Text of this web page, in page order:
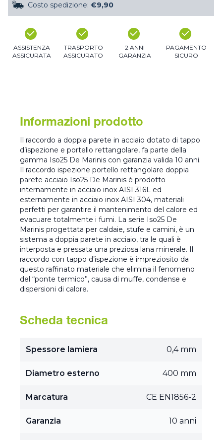
Costo spedizione: €9,90
ASSISTENZA
ASSICURATA
TRASPORTO
ASSICURATO
2 ANNI
GARANZIA
PAGAMENTO
SICURO
Informazioni prodotto
Il raccordo a doppia parete in acciaio dotato di tappo
d’ispezione e portello rettangolare, fa parte della
gamma Iso25 De Marinis con garanzia valida 10 anni.
Il raccordo ispezione portello rettangolare doppia
parete acciaio Iso25 De Marinis è prodotto
internamente in acciaio inox AISI 316L ed
esternamente in acciaio inox AISI 304, materiali
perfetti per garantire il mantenimento del calore ed
evacuare totalmente i fumi. La serie Iso25 De
Marinis progettata per caldaie, stufe e camini, è un
sistema a doppia parete in acciaio, tra le quali è
interposta e pressata una preziosa lana minerale. Il
raccordo con tappo d’ispezione è impreziosito da
questo raffinato materiale che elimina il fenomeno
del “ponte termico”, causa di muffe, condense e
dispersioni di calore.
Scheda tecnica
Spessore lamiera 0,4 mm
Diametro esterno 400 mm
Marcatura CE EN1856-2
Garanzia 10 anni